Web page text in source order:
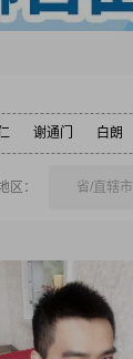
谢通门 白朗
区： 省/直辖市